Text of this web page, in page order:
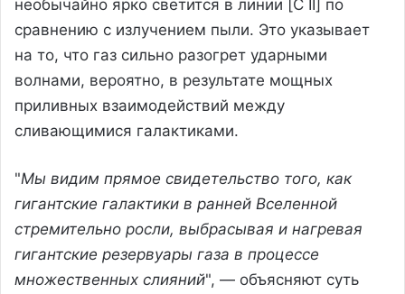
необычайно ярко светится в линии [C II] по
сравнению с излучением пыли. Это указывает
на то, что газ сильно разогрет ударными
волнами, вероятно, в результате мощных
приливных взаимодействий между
сливающимися галактиками.
"Мы видим прямое свидетельство того, как
гигантские галактики в ранней Вселенной
стремительно росли, выбрасывая и нагревая
гигантские резервуары газа в процессе
множественных слияний", — объясняют суть